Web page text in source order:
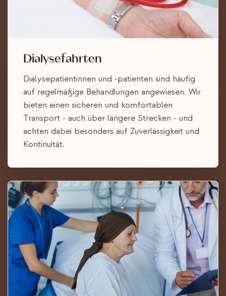
Dialysefahrten
Dialysepatientinnen und -patienten sind häufig
auf regelmäßige Behandlungen angewiesen. Wir
bieten einen sicheren und komfortablen
Transport - auch über längere Strecken - und
achten dabei besonders auf Zuverlässigkeit und
Kontinuität.